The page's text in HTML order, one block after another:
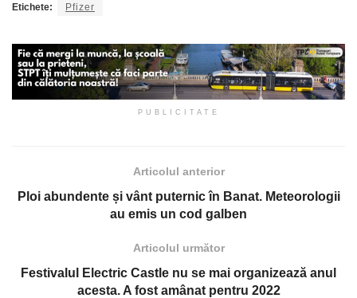
Etichete: Pfizer
PUBLICITATE
Articolul anterior
Ploi abundente și vânt puternic în Banat. Meteorologii
au emis un cod galben
Articolul următor
Festivalul Electric Castle nu se mai organizează anul
acesta. A fost amânat pentru 2022